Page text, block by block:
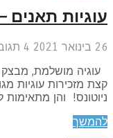
תאנים –
2021
4
מושלמת, מבצק
מזכירות עוגיות
והן מתאימות